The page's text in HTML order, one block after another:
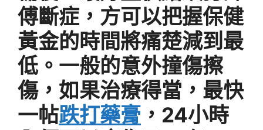
傅斷症，方可以把握保健
黃金的時間將痛楚減到最
低。一般的意外撞傷擦
傷，如果治療得當，最快
一帖跌打藥膏 ，24小時